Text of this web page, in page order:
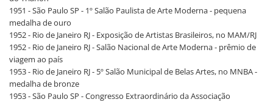
1951 - São Paulo SP - 1º Salão Paulista de Arte Moderna - pequena
medalha de ouro
1952 - Rio de Janeiro RJ - Exposição de Artistas Brasileiros, no MAM/RJ
1952 - Rio de Janeiro RJ - Salão Nacional de Arte Moderna - prêmio de
viagem ao país
1953 - Rio de Janeiro RJ - 5º Salão Municipal de Belas Artes, no MNBA -
medalha de bronze
1953 - São Paulo SP - Congresso Extraordinário da Associação